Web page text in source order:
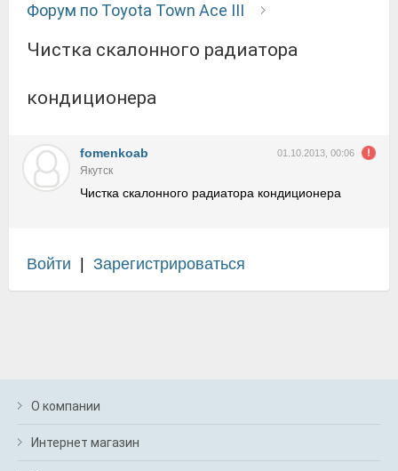
Форум по Toyota Town Ace III
Чистка скалонного радиатора
кондиционера
fomenkoab 01.10.2013, 00:06
Якутск
Чистка скалонного радиатора кондиционера
Войти Зарегистрироваться
О компании
Интернет магазин